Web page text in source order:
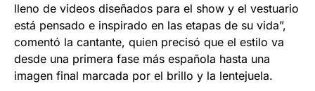
lleno de videos diseñados para el show y el vestuario
está pensado e inspirado en las etapas de su vida”,
comentó la cantante, quien precisó que el estilo va
desde una primera fase más española hasta una
imagen final marcada por el brillo y la lentejuela.